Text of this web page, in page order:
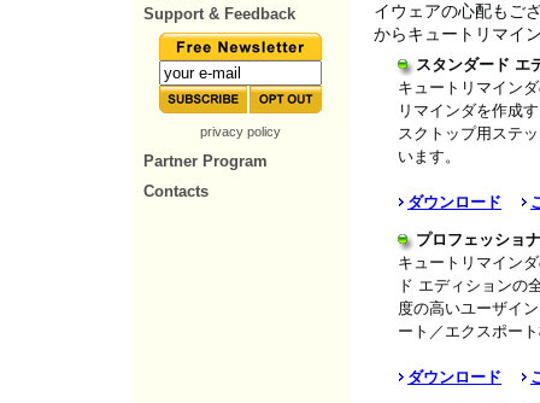
Support & Feedback
privacy policy
Partner Program
Contacts
イウェアの心配もご
からキュートリマイ
スタンダード エ
キュートリマイン
リマインダを作成
スクトップ用ステ
います。
ダウンロード
プロフェッショ
キュートリマイン
ド エディションの
度の高いユーザイ
ート／エクスポー
ダウンロード